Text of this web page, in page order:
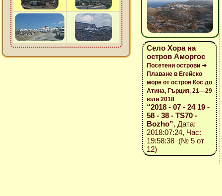
Село Хора на
остров Аморгос
Посетени острови ➜
Плаване в Егейско
море от остров Кос до
Атина, Гърция, 21—29
юли 2018
“2018 - 07 - 24 19 -
58 - 38 - TS70 -
Bozho”, Дата:
2018:07:24, Час:
19:58:38 (№ 5 от
12)